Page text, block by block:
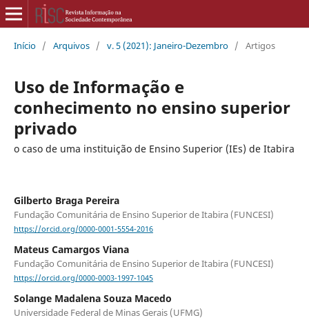
Início / Arquivos / v. 5 (2021): Janeiro-Dezembro / Artigos
Uso de Informação e
conhecimento no ensino superior
privado
o caso de uma instituição de Ensino Superior (IEs) de Itabira
Gilberto Braga Pereira
Fundação Comunitária de Ensino Superior de Itabira (FUNCESI)
https://orcid.org/0000-0001-5554-2016
Mateus Camargos Viana
Fundação Comunitária de Ensino Superior de Itabira (FUNCESI)
https://orcid.org/0000-0003-1997-1045
Solange Madalena Souza Macedo
Universidade Federal de Minas Gerais (UFMG)